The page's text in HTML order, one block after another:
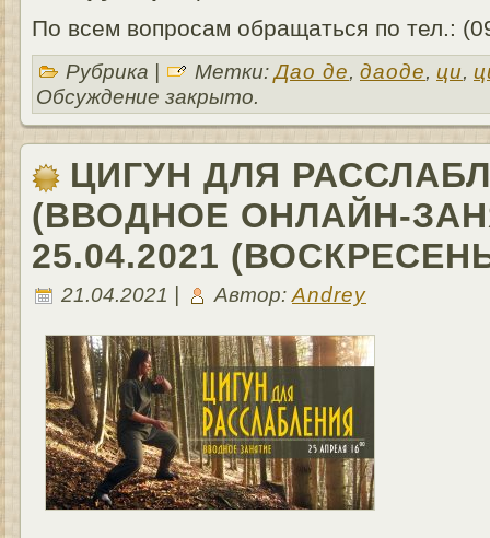
По всем вопросам обращаться по тел.:
Рубрика | Метки:Дао де, даоде, ци,
Обсуждение закрыто.
ЦИГУН ДЛЯ
(ВВОДНОЕ ОНЛАЙН-
25.04.2021
21.04.2021 | Автор: Andrey